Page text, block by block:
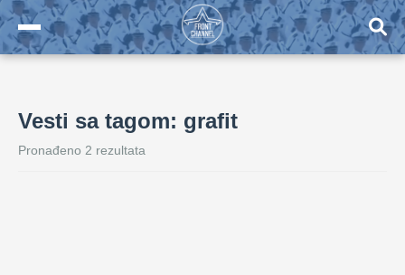
Vesti sa tagom: grafit
Pronađeno 2 rezultata